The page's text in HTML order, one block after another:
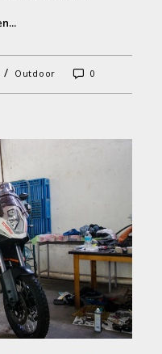
/ Outdoor 0